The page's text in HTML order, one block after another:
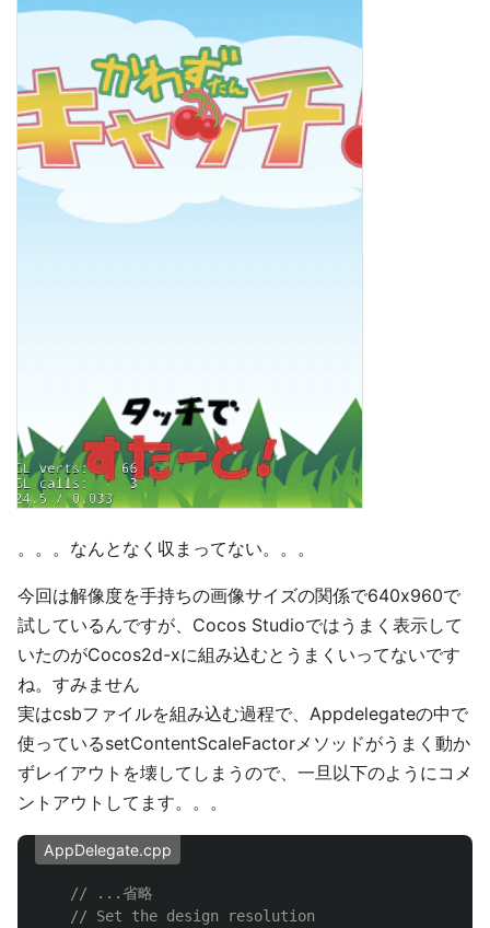
。。。なんとなく収まってない。。。
今回は解像度を手持ちの画像サイズの関係で640x960で
試しているんですが、Cocos Studioではうまく表示して
いたのがCocos2d-xに組み込むとうまくいってないです
ね。すみません
実はcsbファイルを組み込む過程で、Appdelegateの中で
使っているsetContentScaleFactorメソッドがうまく動か
ずレイアウトを壊してしまうので、一旦以下のようにコメ
ントアウトしてます。。。
AppDelegate.cpp
// ...省略
// Set the design resolution